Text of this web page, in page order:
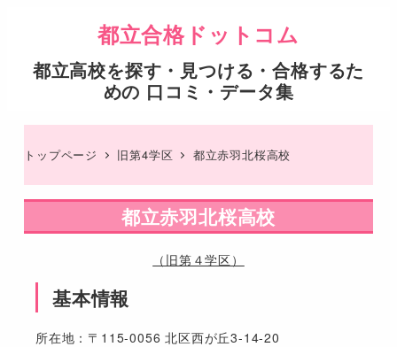
都立合格ドットコム
都立高校を探す・見つける・合格するた
めの 口コミ・データ集
トップページ 旧第4学区 都立赤羽北桜高校
都立赤羽北桜高校
（旧第４学区）
基本情報
所在地：〒115-0056 北区西が丘3-14-20